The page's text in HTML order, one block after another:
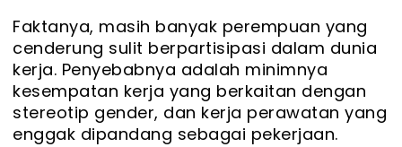
Faktanya, masih banyak perempuan yang
cenderung sulit berpartisipasi dalam dunia
kerja. Penyebabnya adalah minimnya
kesempatan kerja yang berkaitan dengan
stereotip gender, dan kerja perawatan yang
enggak dipandang sebagai pekerjaan.